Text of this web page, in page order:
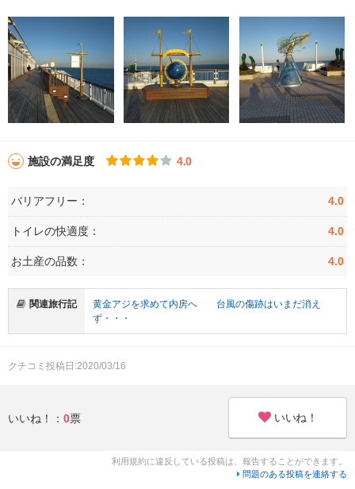
施設の満足度 4.0
バリアフリー： 4.0
トイレの快適度： 4.0
お土産の品数： 4.0
関連旅行記
黄金アジを求めて内房へ 台風の傷跡はいまだ消え
ず・・・
クチコミ投稿日:2020/03/16
いいね！： 0票 いいね！
利用規約に違反している投稿は、報告することができます。
問題のある投稿を連絡する